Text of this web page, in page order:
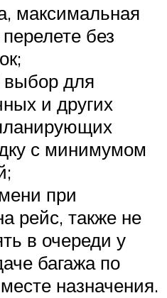
максимальная
без
для
и других
с минимумом
при
рейс, также не
в очереди у
багажа по
назначения.